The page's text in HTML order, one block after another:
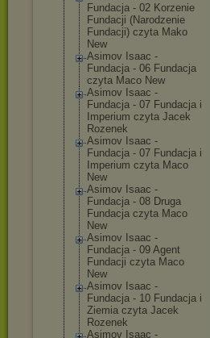
Fundacja - 02 Korzenie
Fundacji (Narodzenie
Fundacji) czyta Mako
New
Asimov Isaac -
Fundacja - 06 Fundacja
czyta Maco New
Asimov Isaac -
Fundacja - 07 Fundacja i
Imperium czyta Jacek
Rozenek
Asimov Isaac -
Fundacja - 07 Fundacja i
Imperium czyta Maco
New
Asimov Isaac -
Fundacja - 08 Druga
Fundacja czyta Maco
New
Asimov Isaac -
Fundacja - 09 Agent
Fundacji czyta Maco
New
Asimov Isaac -
Fundacja - 10 Fundacja i
Ziemia czyta Jacek
Rozenek
Asimov Isaac -